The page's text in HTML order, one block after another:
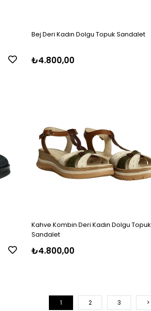
Bej Deri Kadın Dolgu Topuk Sandalet
₺4.800,00
Kahve Kombin Deri Kadın Dolgu Topuk
Sandalet
₺4.800,00
1 2 3 >